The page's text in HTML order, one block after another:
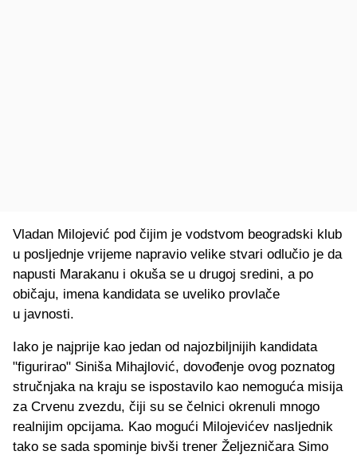
Vladan Milojević pod čijim je vodstvom beogradski klub
u posljednje vrijeme napravio velike stvari odlučio je da
napusti Marakanu i okuša se u drugoj sredini, a po
običaju, imena kandidata se uveliko provlače
u javnosti.
Iako je najprije kao jedan od najozbiljnijih kandidata
"figurirao" Siniša Mihajlović, dovođenje ovog poznatog
stručnjaka na kraju se ispostavilo kao nemoguća misija
za Crvenu zvezdu, čiji su se čelnici okrenuli mnogo
realnijim opcijama. Kao mogući Milojevićev nasljednik
tako se sada spominje bivši trener Željezničara Simo